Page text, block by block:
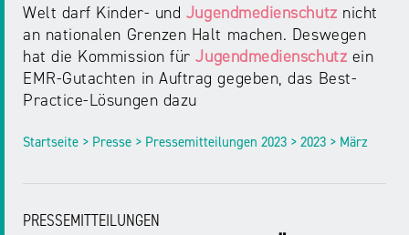
Welt darf Kinder- und Jugendmedienschutz nicht
an nationalen Grenzen Halt machen. Deswegen
hat die Kommission fürJugendmedienschutz ein
EMR-Gutachten in Auftrag gegeben, das Best-
Practice-Lösungen dazu
Startseite > Presse > Pressemitteilungen 2023 > 2023 > März
PRESSEMITTEILUNGEN